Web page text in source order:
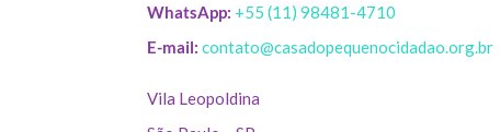
WhatsApp: +55 (11) 98481-4710
E-mail: contato@casadopequenocidadao.org.br
Vila Leopoldina